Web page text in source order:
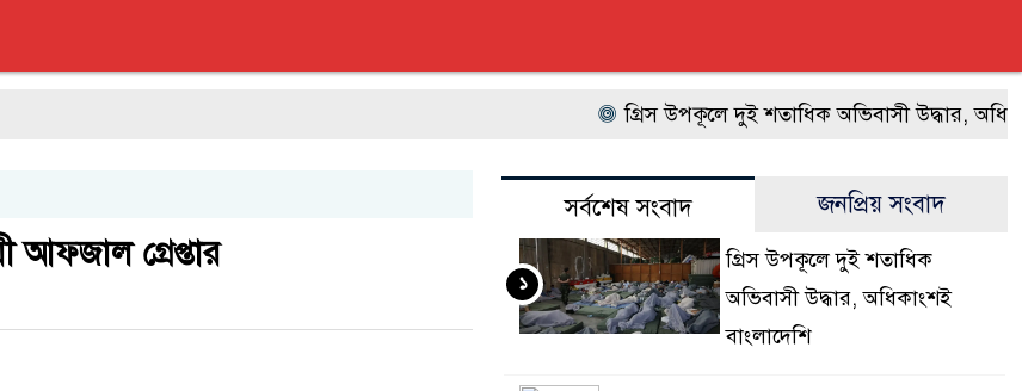
গ্রিস উপকূলে দুই শতাধিক অভিবাসী উদ্ধার,
আফজাল গ্রেপ্তার
সর্বশেষ সংবাদ জনপ্রিয় সংবাদ
গ্রিস উপকূলে দুই শতাধিক
অভিবাসী উদ্ধার, অধিকাংশই
বাংলাদেশি
১